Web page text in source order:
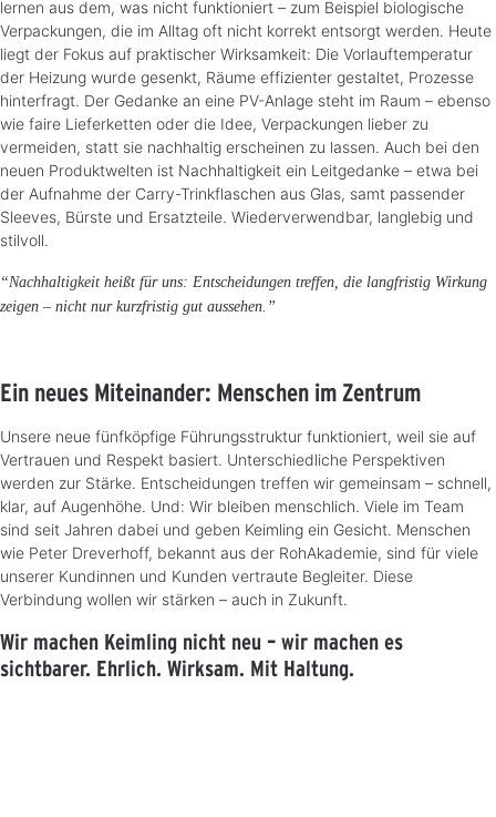
lernen aus dem, was nicht funktioniert – zum Beispiel biologische
Verpackungen, die im Alltag oft nicht korrekt entsorgt werden. Heute
liegt der Fokus auf praktischer Wirksamkeit: Die Vorlauftemperatur
der Heizung wurde gesenkt, Räume effizienter gestaltet, Prozesse
hinterfragt. Der Gedanke an eine PV-Anlage steht im Raum – ebenso
wie faire Lieferketten oder die Idee, Verpackungen lieber zu
vermeiden, statt sie nachhaltig erscheinen zu lassen. Auch bei den
neuen Produktwelten ist Nachhaltigkeit ein Leitgedanke – etwa bei
der Aufnahme der Carry-Trinkflaschen aus Glas, samt passender
Sleeves, Bürste und Ersatzteile. Wiederverwendbar, langlebig und
stilvoll.
“Nachhaltigkeit heißt für uns: Entscheidungen treffen, die langfristig Wirkung
zeigen – nicht nur kurzfristig gut aussehen. ”
Ein neues Miteinander: Menschen im Zentrum
Unsere neue fünfköpfige Führungsstruktur funktioniert, weil sie auf
Vertrauen und Respekt basiert. Unterschiedliche Perspektiven
werden zur Stärke. Entscheidungen treffen wir gemeinsam – schnell,
klar, auf Augenhöhe. Und: Wir bleiben menschlich. Viele im Team
sind seit Jahren dabei und geben Keimling ein Gesicht. Menschen
wie Peter Dreverhoff, bekannt aus der RohAkademie, sind für viele
unserer Kundinnen und Kunden vertraute Begleiter. Diese
Verbindung wollen wir stärken – auch in Zukunft.
Wir machen Keimling nicht neu – wir machen es
sichtbarer. Ehrlich. Wirksam. Mit Haltung.